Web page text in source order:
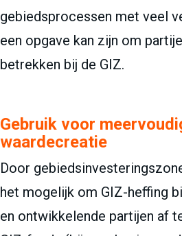
gebiedsprocessen met veel
een opgave kan zijn om
betrekken bij de GIZ.
Gebruik voor
waardecreatie
Door
het mogelijk om GIZ-heffing
en ontwikkelende partijen af